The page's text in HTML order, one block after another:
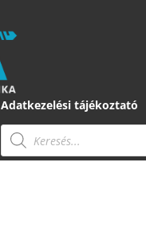
Adatkezelési tájékoztató
Products
search